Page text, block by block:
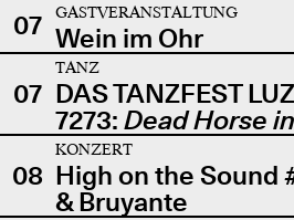
07
GASTVERANSTALTUNG
Wein im Ohr
07
TANZ
DAS TANZFEST
7273: Dead Horse
08
KONZERT
High on the Sound
& Bruyante